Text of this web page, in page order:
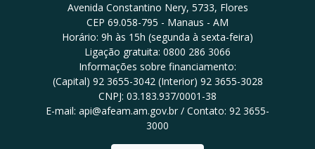
Avenida Constantino Nery, 5733, Flores
CEP 69.058-795 - Manaus - AM
Horário: 9h às 15h (segunda à sexta-feira)
Ligação gratuita: 0800 286 3066
Informações sobre financiamento:
(Capital) 92 3655-3042 (Interior) 92 3655-3028
CNPJ: 03.183.937/0001-38
E-mail: api@afeam.am.gov.br / Contato: 92 3655-
3000